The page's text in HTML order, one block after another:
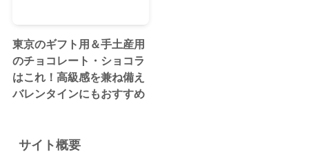
東京のギフト用＆手土産用
のチョコレート・ショコラ
はこれ！高級感を兼ね備え
バレンタインにもおすすめ
サイト概要